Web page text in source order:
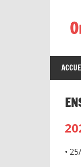
content
•